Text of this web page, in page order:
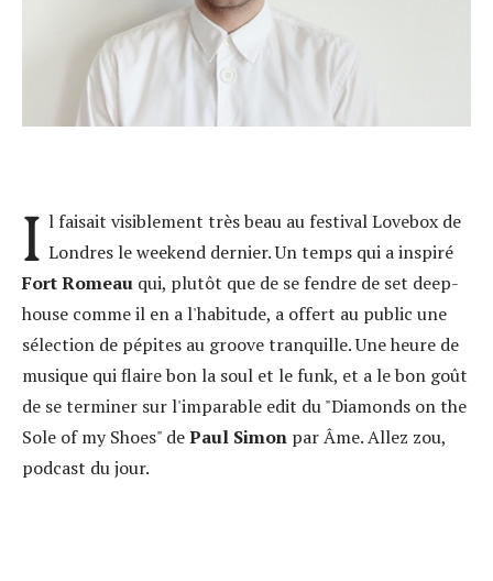
I l faisait visiblement très beau au festival Lovebox de
Londres le weekend dernier. Un temps qui a inspiré
Fort Romeau qui, plutôt que de se fendre de set deep-
house comme il en a l'habitude, a offert au public une
sélection de pépites au groove tranquille. Une heure de
musique qui flaire bon la soul et le funk, et a le bon goût
de se terminer sur l'imparable edit du "Diamonds on the
Sole of my Shoes" dePaul Simon par Âme. Allez zou,
podcast du jour.